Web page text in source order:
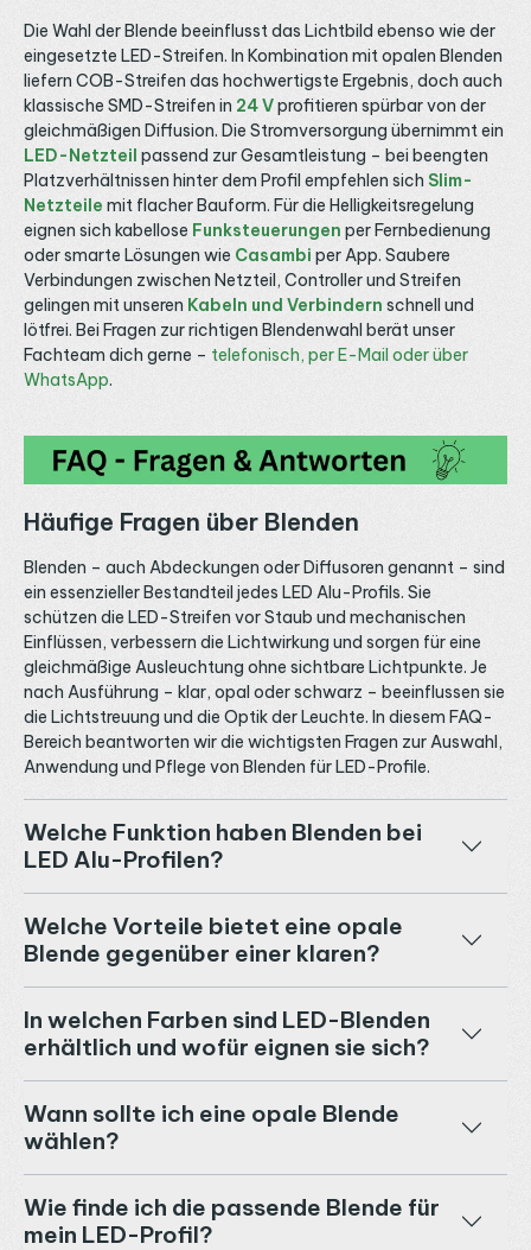
Die Wahl der Blende beeinflusst das Lichtbild ebenso wie der
eingesetzte LED-Streifen. In Kombination mit opalen Blenden
liefern COB-Streifen das hochwertigste Ergebnis, doch auch
klassische SMD-Streifen in 24 Vprofitieren spürbar von der
gleichmäßigen Diffusion. Die Stromversorgung übernimmt ein
LED-Netzteil passend zur Gesamtleistung – bei beengten
Platzverhältnissen hinter dem Profil empfehlen sich Slim-
Netzteile mit flacher Bauform. Für die Helligkeitsregelung
eignen sich kabellose Funksteuerungen per Fernbedienung
oder smarte Lösungen wie Casambi per App. Saubere
Verbindungen zwischen Netzteil, Controller und Streifen
gelingen mit unseren Kabeln und Verbindern schnell und
lötfrei. Bei Fragen zur richtigen Blendenwahl berät unser
Fachteam dich gerne – telefonisch, per E-Mail oder über
WhatsApp.
Häufige Fragen über Blenden
Blenden – auch Abdeckungen oder Diffusoren genannt – sind
ein essenzieller Bestandteil jedes LED Alu-Profils. Sie
schützen die LED-Streifen vor Staub und mechanischen
Einflüssen, verbessern die Lichtwirkung und sorgen für eine
gleichmäßige Ausleuchtung ohne sichtbare Lichtpunkte. Je
nach Ausführung – klar, opal oder schwarz – beeinflussen sie
die Lichtstreuung und die Optik der Leuchte. In diesem FAQ-
Bereich beantworten wir die wichtigsten Fragen zur Auswahl,
Anwendung und Pflege von Blenden für LED-Profile.
Welche Funktion haben Blenden bei
LED Alu-Profilen?
Welche Vorteile bietet eine opale
Blende gegenüber einer klaren?
In welchen Farben sind LED-Blenden
erhältlich und wofür eignen sie sich?
Wann sollte ich eine opale Blende
wählen?
Wie finde ich die passende Blende für
mein LED-Profil?